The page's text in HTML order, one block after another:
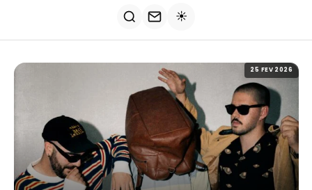
☀️
25 FEV 2026